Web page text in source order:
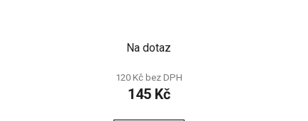
Na dotaz
120 Kč bez DPH
145 Kč